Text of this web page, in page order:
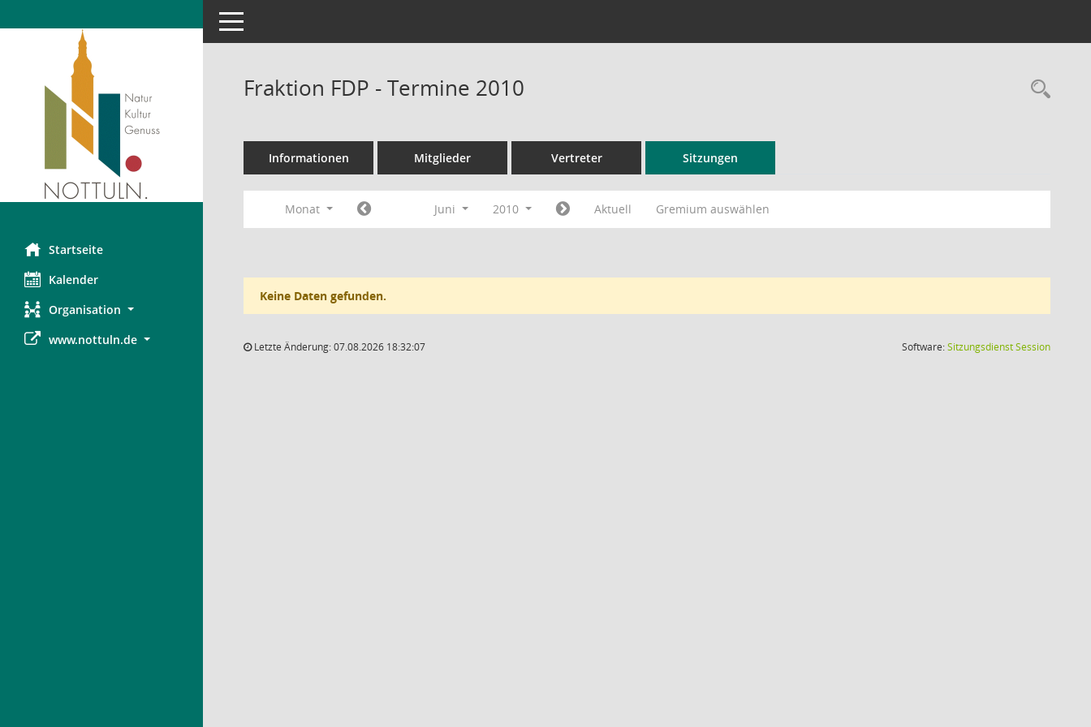
Startseite
Kalender
Organisation
www.nottuln.de
Toggle navigation
Fraktion FDP - Termine 2010
Informationen Mitglieder Vertreter Sitzungen
Monat Juni 2010 Aktuell Gremium auswählen
Keine Daten gefunden.
Letzte Änderung: 07.08.2026 18:32:07 Software:SitzungsdienstSession(Wird in